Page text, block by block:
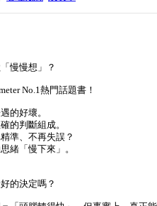
慢慢想」？
No.1熱門話題書！
的好壞。
的判斷組成。
準、不再失誤？
緒「慢下來」。
的決定嗎？